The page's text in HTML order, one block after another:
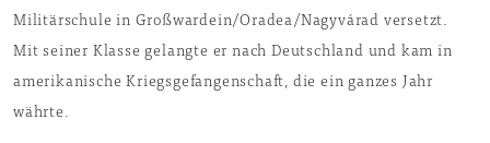
Militärschule in Großwardein/Oradea/Nagyvárad versetzt.
Mit seiner Klasse gelangte er nach Deutschland und kam in
amerikanische Kriegsgefangenschaft, die ein ganzes Jahr
währte.